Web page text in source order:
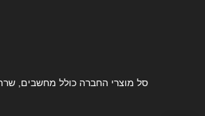
סל מוצרי החברה כולל מחשבים,